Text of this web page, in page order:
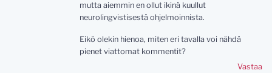
mutta aiemmin en ollut ikinä kuullut
neurolingvistisestä ohjelmoinnista.
Eikö olekin hienoa, miten eri tavalla voi nähdä
pienet viattomat kommentit?
Vastaa